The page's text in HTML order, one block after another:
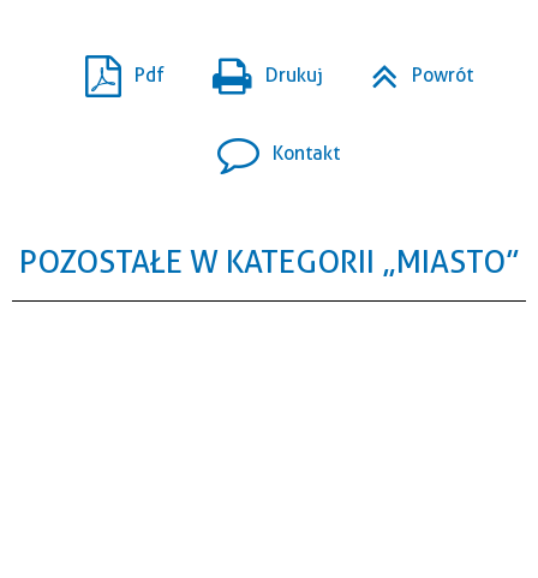
Pdf Drukuj Powrót
Kontakt
POZOSTAŁE W KATEGORII „MIASTO”